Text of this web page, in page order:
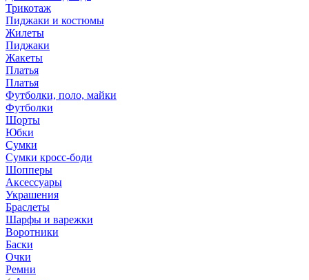
Трикотаж
Пиджаки и костюмы
Жилеты
Пиджаки
Жакеты
Платья
Платья
Футболки, поло, майки
Футболки
Шорты
Юбки
Сумки
Сумки кросс-боди
Шопперы
Аксессуары
Украшения
Браслеты
Шарфы и варежки
Воротники
Баски
Очки
Ремни